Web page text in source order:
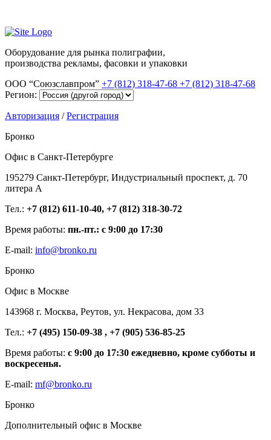
Оборудование для рынка полиграфии,
производства рекламы, фасовки и упаковки
ООО “Союзславпром” +7 (812) 318-47-68 +7 (812) 318-47-68
Регион:
Авторизация /Регистрация
Бронко
Офис в Санкт-Петербурге
195279 Санкт-Петербург, Индустриальный проспект, д. 70
литера А
Тел.: +7 (812) 611-10-40, +7 (812) 318-30-72
Время работы: пн.-пт.: с 9:00 до 17:30
E-mail: info@bronko.ru
Бронко
Офис в Москве
143968 г. Москва, Реутов, ул. Некрасова, дом 33
Тел.: +7 (495) 150-09-38 , +7 (905) 536-85-25
Время работы: с 9:00 до 17:30 ежедневно, кроме субботы и
воскресенья.
E-mail: mf@bronko.ru
Бронко
Дополнительный офис в Москве